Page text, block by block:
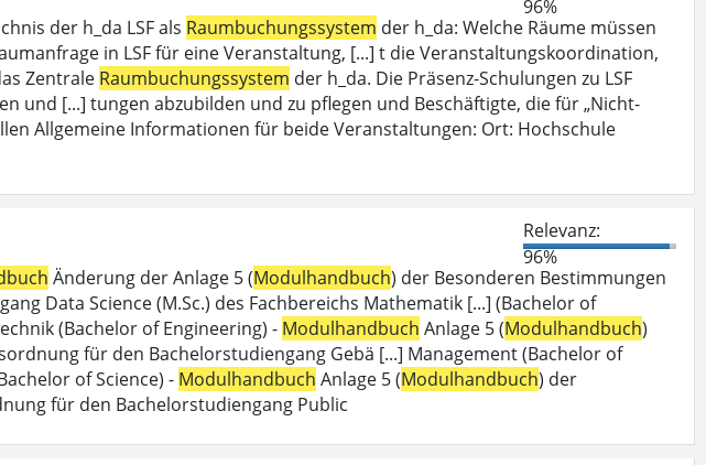
96%
der h_da LSF als Raumbuchungssystem der h_da: Welche Räume müssen
in LSF für eine Veranstaltung, [...] t die Veranstaltungskoordination,
Zentrale Raumbuchungssystem der h_da. Die Präsenz-Schulungen zu LSF
und [...] tungen abzubilden und zu pflegen und Beschäftigte, die für „Nicht-
Allgemeine Informationen für beide Veranstaltungen: Ort: Hochschule
Relevanz:
96%
Änderung der Anlage 5 (Modulhandbuch) der Besonderen Bestimmungen
Data Science (M.Sc.) des Fachbereichs Mathematik [...] (Bachelor of
(Bachelor of Engineering) - Modulhandbuch Anlage 5 (Modulhandbuch)
für den Bachelorstudiengang Gebä [...] Management (Bachelor of
of Science) - Modulhandbuch Anlage 5 (Modulhandbuch) der
für den Bachelorstudiengang Public